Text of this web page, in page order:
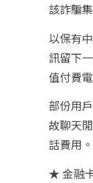
該詐騙
以保有
訊留下
值付費
部份用
故聊天
話費用。
★ 金融